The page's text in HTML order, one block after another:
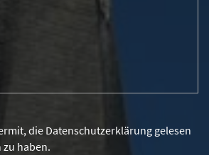
die Datenschutzerklärung gelesen
haben.